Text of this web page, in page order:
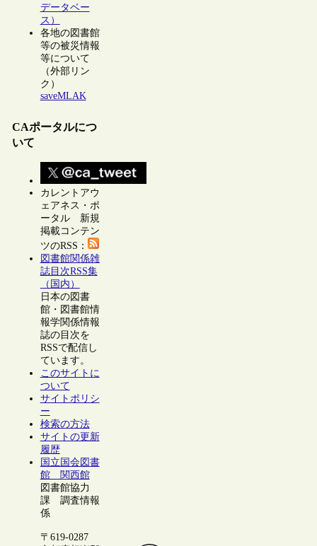
データベー
ス）
各地の図書館
等の被災情報
等について
（外部リン
ク）
saveMLAK
CAポータルにつ
いて
カレントアウ
ェアネス・ポ
ータル 新規
掲載コンテン
ツのRSS：
図書館関係雑
誌目次RSS集
（国内）
日本の図書
館・図書館情
報学関係情報
誌の目次を
RSSで配信し
ています。
このサイトに
ついて
サイトポリシ
ー
検索の方法
サイトの更新
履歴
国立国会図書
館 関西館
図書館協力
課 調査情報
係
〒619-0287